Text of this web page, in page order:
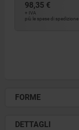
98,35 €
+ IVA
più le spese di spedizione
FORME
DETTAGLI